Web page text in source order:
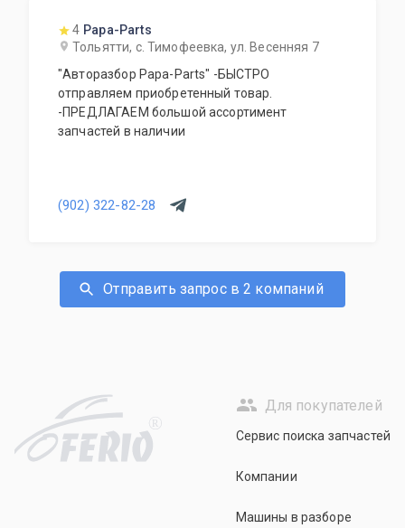
4 Papa-Parts
Тольятти, с. Тимофеевка, ул. Весенняя 7
"Авторазбор Papa-Parts" -БЫСТРО
отправляем приобретенный товар.
-ПРЕДЛАГАЕМ большой ассортимент
запчастей в наличии
(902) 322-82-28
Отправить запрос в 2 компаний
R
Для покупателей
Сервис поиска запчастей
Компании
Машины в разборе